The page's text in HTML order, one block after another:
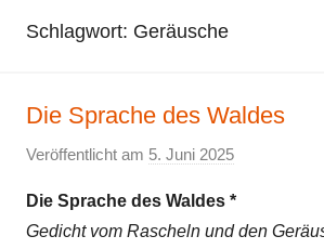
Schlagwort: Geräusche
Die Sprache des Waldes
Veröffentlicht am 5. Juni 2025
E
Die Sprache des Waldes *
Gedicht vom Rascheln und den